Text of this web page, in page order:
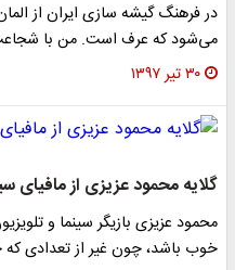
در فرهنگ گیشه سازی ایران از
می‌شود که عرف است. من با شجاعت
۳۰ تیر ۱۳۹۷
گلایه محمود عزیزی از مافیای
محمود عزیزی بازیگر سینما و
خوب باشد، چون غیر از تعدادی که